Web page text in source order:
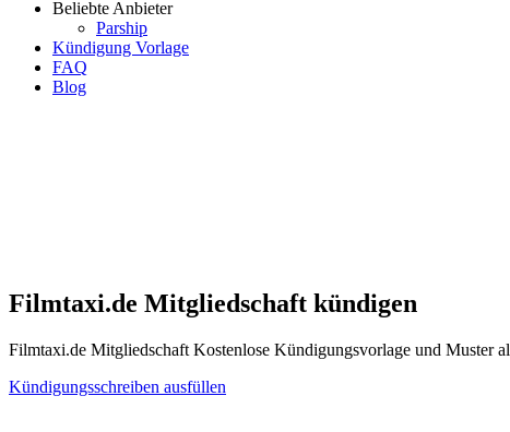
Beliebte Anbieter
Parship
Kündigung Vorlage
FAQ
Blog
Filmtaxi.de Mitgliedschaft kündigen
Filmtaxi.de Mitgliedschaft Kostenlose Kündigungsvorlage und Muster
Kündigungsschreiben ausfüllen